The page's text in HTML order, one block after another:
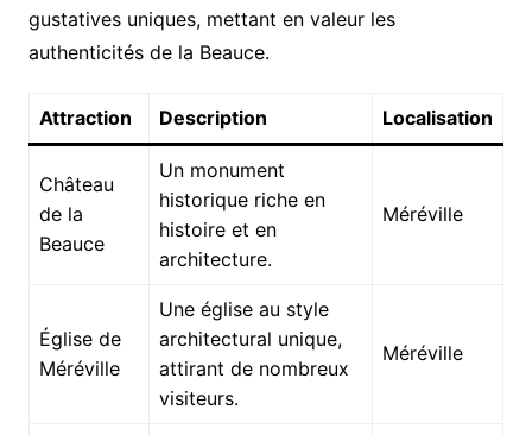
gustatives uniques, mettant en valeur les
authenticités de la Beauce.
Attraction Description Localisation
Château
de la
Beauce
Un monument
historique riche en
histoire et en
architecture.
Méréville
Église de
Méréville
Une église au style
architectural unique,
attirant de nombreux
visiteurs.
Méréville